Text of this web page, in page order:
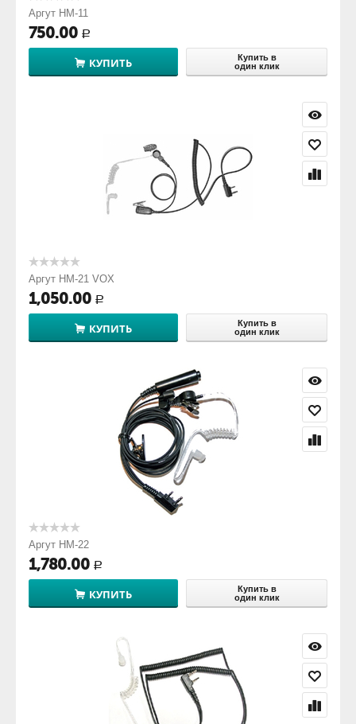
Аргут HM-11
750.00 Р
КУПИТЬ
Купить в
один клик
Аргут HM-21 VOX
1,050.00 Р
КУПИТЬ
Купить в
один клик
Аргут HM-22
1,780.00 Р
КУПИТЬ
Купить в
один клик